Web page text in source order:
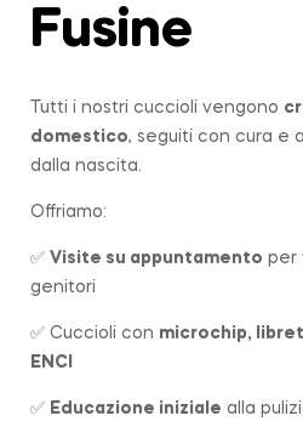
Fusine
Tutti i nostri cuccioli vengono
domestico, seguiti con cura e
dalla nascita.
Offriamo:
✅ Visite su appuntamento per
genitori
✅ Cuccioli con microchip,
ENCI
✅ Educazione iniziale alla